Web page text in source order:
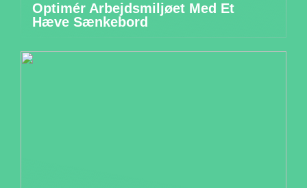
Optimér Arbejdsmiljøet Med Et
Hæve Sænkebord